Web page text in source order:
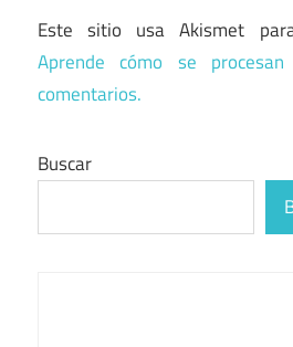
Este sitio usa Akismet
Aprende cómo se
comentarios.
Buscar